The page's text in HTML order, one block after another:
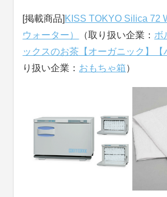
[掲載商品] KISS TOKYO Silica 72
ウォーター）
（取り扱い企業： ボ
ックスのお茶【オーガニック】【
り扱い企業： おもちゃ箱）